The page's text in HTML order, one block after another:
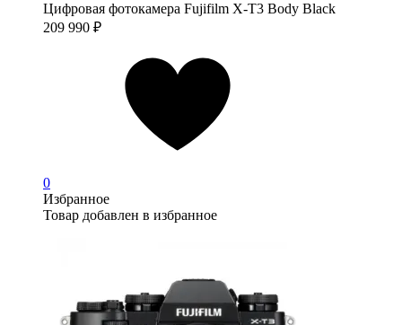
Цифровая фотокамера Fujifilm X-T3 Body Black
209 990 ₽
0
Избранное
Товар добавлен в избранное